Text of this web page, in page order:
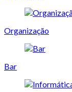
Organização
Bar